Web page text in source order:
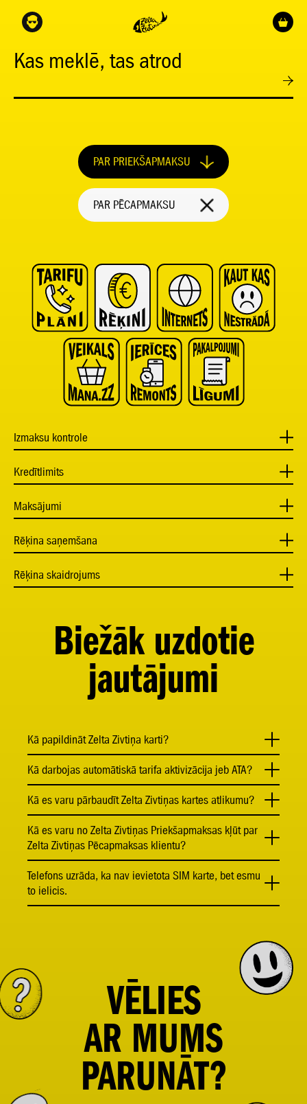
Kas meklē, tas atrod
PAR PRIEKŠAPMAKSU
PAR PĒCAPMAKSU
Izmaksu kontrole
Kredītlimits
Maksājumi
Rēķina saņemšana
Rēķina skaidrojums
Biežāk uzdotie
jautājumi
Kā papildināt Zelta Zivtiņa karti?
Kā darbojas automātiskā tarifa aktivizācija jeb ATA?
Kā es varu pārbaudīt Zelta Zivtiņas kartes atlikumu?
Kā es varu no Zelta Zivtiņas Priekšapmaksas kļūt par
Zelta Zivtiņas Pēcapmaksas klientu?
Telefons uzrāda, ka nav ievietota SIM karte, bet esmu
to ielicis.
VĒLIES
AR MUMS
PARUNĀT?